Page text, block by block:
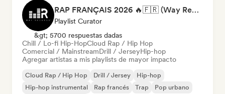
RAP FRANÇAIS 2026 🔥🇫🇷 (Way Records)
Playlist Curator
&gt; 5700 respuestas dadas
Chill / Lo-fi Hip-HopCloud Rap / Hip Hop
Comercial / MainstreamDrill / JerseyHip-hop
Agregar artistas a mis playlists de mayor impacto
Cloud Rap / Hip Hop Drill / Jersey
Hip-hop
Hip-hop instrumental
Rap francés Trap
Pop urbano